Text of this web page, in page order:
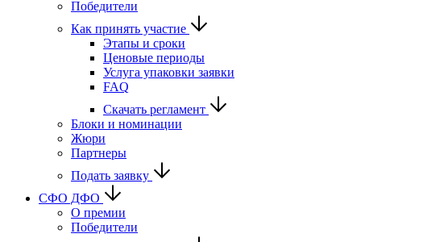
Победители
Как принять участие
Этапы и сроки
Ценовые периоды
Услуга упаковки заявки
FAQ
Скачать регламент
Блоки и номинации
Жюри
Партнеры
Подать заявку
CФО ДФО
О премии
Победители